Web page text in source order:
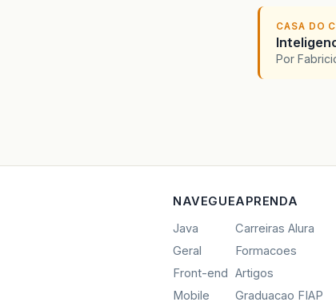
CASA DO
Por
NAVEGUE
Java
Geral
Front-end
Mobile
APRENDA
Carreiras Alura
Formacoes
Artigos
Graduacao FIAP